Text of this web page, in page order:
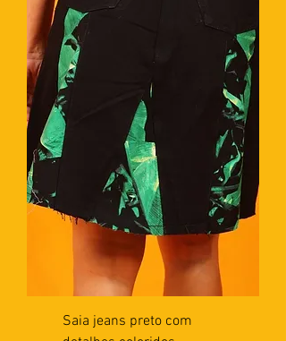
Saia jeans preto com